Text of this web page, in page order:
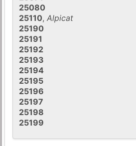
25080
25110,Alpicat
25190
25191
25192
25193
25194
25195
25196
25197
25198
25199